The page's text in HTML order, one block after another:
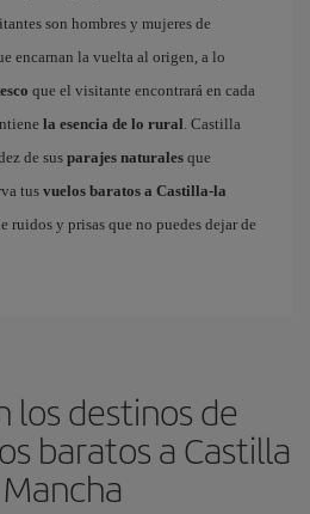
son hombres y mujeres de
encarnan la vuelta al origen, a lo
que el visitante encontrará en cada
la esencia de lo rural . Castilla
de sus parajes naturales que
tus vuelos baratos a Castilla-la
ruidos y prisas que no puedes dejar de
los destinos de
baratos a Castilla